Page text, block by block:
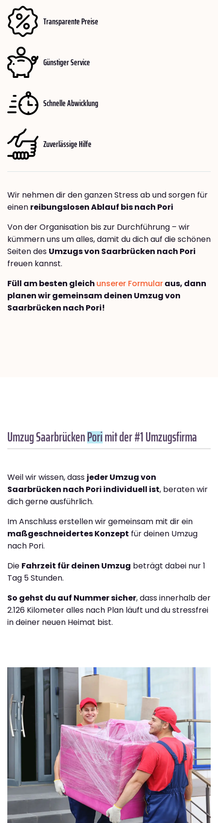
Transparente Preise
Günstiger Service
Schnelle Abwicklung
Zuverlässige Hilfe
Wir nehmen dir den ganzen Stress ab und sorgen für
einen reibungslosen Ablauf bis nach Pori
Von der Organisation bis zur Durchführung – wir
kümmern uns um alles, damit du dich auf die schönen
Seiten des Umzugs von Saarbrücken nach Pori
freuen kannst.
Füll am besten gleich unserer Formularaus, dann
planen wir gemeinsam deinen Umzug von
Saarbrücken nach Pori!
Umzug SaarbrückenPorimit der #1 Umzugsfirma
Weil wir wissen, dass jeder Umzug von
Saarbrücken nach Pori individuell ist, beraten wir
dich gerne ausführlich.
Im Anschluss erstellen wir gemeinsam mit dir ein
maßgeschneidertes Konzept für deinen Umzug
nach Pori.
Die Fahrzeit für deinen Umzug beträgt dabei nur 1
Tag 5 Stunden.
So gehst du auf Nummer sicher, dass innerhalb der
2.126 Kilometer alles nach Plan läuft und du stressfrei
in deiner neuen Heimat bist.